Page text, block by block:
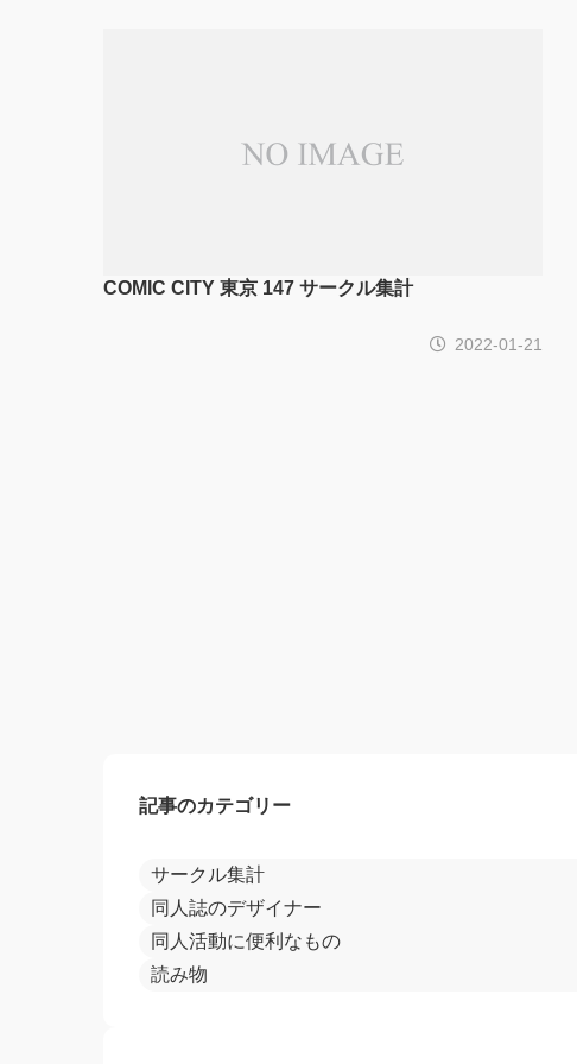
COMIC CITY 東京 147 サークル集計
2022-01-21
記事のカテゴリー
サークル集計
同人誌のデザイナー
同人活動に便利なもの
読み物